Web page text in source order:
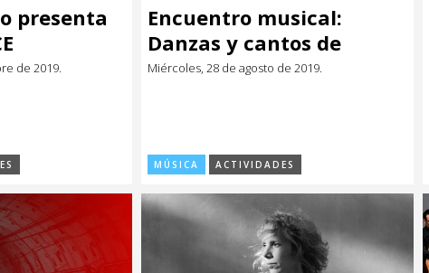
presenta
de 2019.
Encuentro musical:
Danzas y cantos de
Sefarad.
Miércoles, 28 de agosto de 2019.
MÚSICA ACTIVIDADES